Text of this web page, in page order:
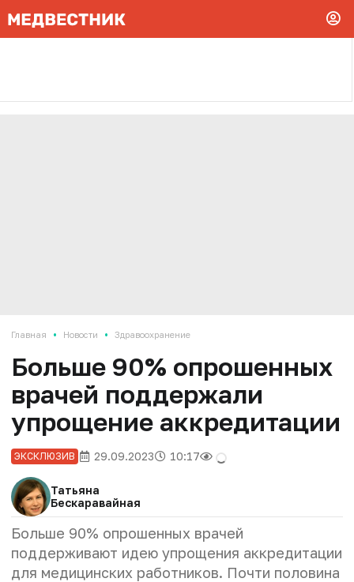
Главная • Новости • Здравоохранение
Больше 90% опрошенных
врачей поддержали
упрощение аккредитации
ЭКСКЛЮЗИВ 29.09.2023 10:17
Татьяна
Бескаравайная
Больше 90% опрошенных врачей
поддерживают идею упрощения аккредитации
для медицинских работников. Почти половина